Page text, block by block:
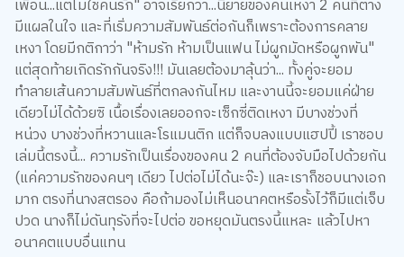
เพื่อน...แต่ไม่ใช่คนรัก" อาจเรียกว่า...นิยายของคนเหงา 2 คนที่ต่าง
มีแผลในใจ และที่เริ่มความสัมพันธ์ต่อกันก็เพราะต้องการคลาย
เหงา โดยมีกติกาว่า "ห้ามรัก ห้ามเป็นแฟน ไม่ผูกมัดหรือผูกพัน"
แต่สุดท้ายเกิดรักกันจริง!!! มันเลยต้องมาลุ้นว่า... ทั้งคู่จะยอม
ทำลายเส้นความสัมพันธ์ที่ตกลงกันไหม และงานนี้จะยอมแค่ฝ่าย
เดียวไม่ได้ด้วยซิ เนื้อเรื่องเลยออกจะเซ็กซี่ติดเหงา มีบางช่วงที่
หน่วง บางช่วงที่หวานและโรแมนติก แต่ก็จบลงแบบแฮปปี้ เราชอบ
เล่มนี้ตรงนี้... ความรักเป็นเรื่องของคน 2 คนที่ต้องจับมือไปด้วยกัน
(แค่ความรักของคนๆ เดียว ไปต่อไม่ได้นะจ๊ะ) และเราก็ชอบนางเอก
มาก ตรงที่นางสตรอง คือถ้ามองไม่เห็นอนาคตหรือรั้งไว้ก็มีแต่เจ็บ
ปวด นางก็ไม่ดันทุรังที่จะไปต่อ ขอหยุดมันตรงนี้แหละ แล้วไปหา
อนาคตแบบอื่นแทน